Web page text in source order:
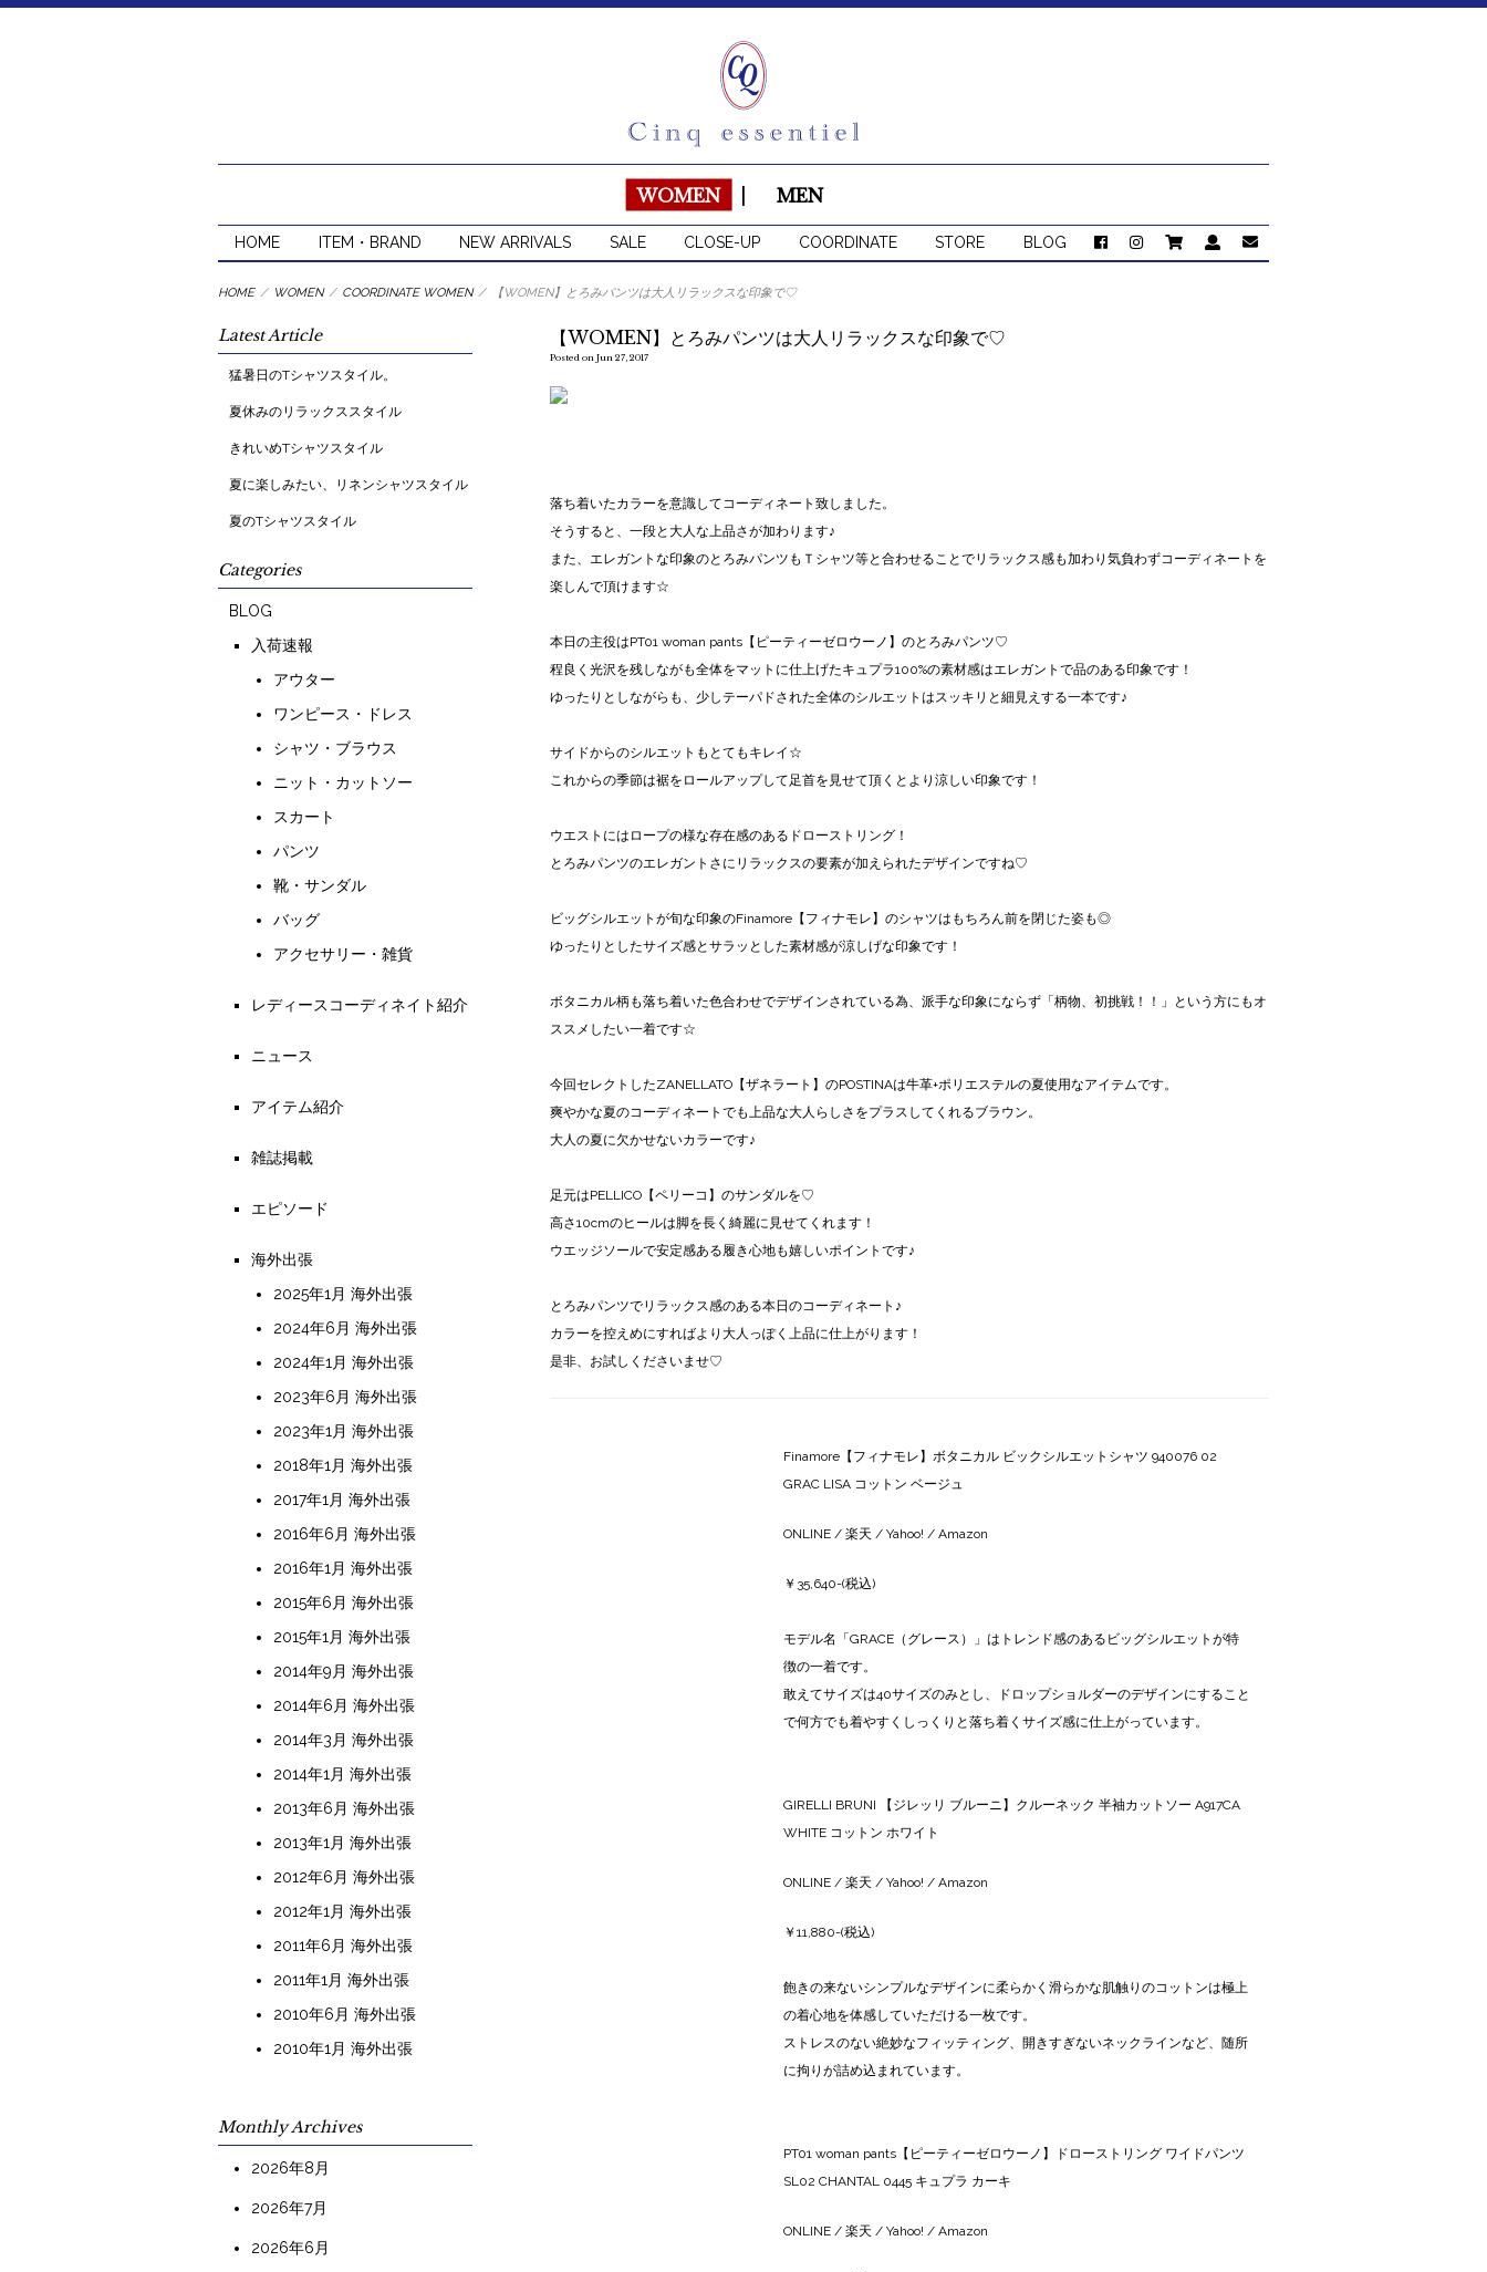
WOMEN MEN
HOME ITEM・BRAND NEW ARRIVALS SALE CLOSE-UP COORDINATE STORE BLOG
HOME / WOMEN / COORDINATE WOMEN / 【WOMEN】とろみパンツは大人リラックスな印象で♡
【WOMEN】とろみパンツは大人リラックスな印象で♡
Posted on Jun 27, 2017
落ち着いたカラーを意識してコーディネート致しました。
そうすると、一段と大人な上品さが加わります♪
また、エレガントな印象のとろみパンツもＴシャツ等と合わせることでリラックス感も加わり気負わずコーディネートを
楽しんで頂けます☆
本日の主役はPT01 woman pants【ピーティーゼロウーノ】のとろみパンツ♡
程良く光沢を残しながも全体をマットに仕上げたキュプラ100%の素材感はエレガントで品のある印象です！
ゆったりとしながらも、少しテーパドされた全体のシルエットはスッキリと細見えする一本です♪
サイドからのシルエットもとてもキレイ☆
これからの季節は裾をロールアップして足首を見せて頂くとより涼しい印象です！
ウエストにはロープの様な存在感のあるドローストリング！
とろみパンツのエレガントさにリラックスの要素が加えられたデザインですね♡
ビッグシルエットが旬な印象のFinamore【フィナモレ】のシャツはもちろん前を閉じた姿も◎
ゆったりとしたサイズ感とサラッとした素材感が涼しげな印象です！
ボタニカル柄も落ち着いた色合わせでデザインされている為、派手な印象にならず「柄物、初挑戦！！」という方にもオ
ススメしたい一着です☆
今回セレクトしたZANELLATO【ザネラート】のPOSTINAは牛革+ポリエステルの夏使用なアイテムです。
爽やかな夏のコーディネートでも上品な大人らしさをプラスしてくれるブラウン。
大人の夏に欠かせないカラーです♪
足元はPELLICO【ペリーコ】のサンダルを♡
高さ10cmのヒールは脚を長く綺麗に見せてくれます！
ウエッジソールで安定感ある履き心地も嬉しいポイントです♪
とろみパンツでリラックス感のある本日のコーディネート♪
カラーを控えめにすればより大人っぽく上品に仕上がります！
是非、お試しくださいませ♡
Finamore【フィナモレ】ボタニカル ビックシルエットシャツ 940076 02
GRAC LISA コットン ベージュ
ONLINE/楽天 /Yahoo! /Amazon
￥35,640-(税込)
モデル名「GRACE（グレース）」はトレンド感のあるビッグシルエットが特
徴の一着です。
敢えてサイズは40サイズのみとし、ドロップショルダーのデザインにすること
で何方でも着やすくしっくりと落ち着くサイズ感に仕上がっています。
GIRELLI BRUNI 【ジレッリ ブルーニ】クルーネック 半袖カットソー A917CA
WHITE コットン ホワイト
ONLINE /楽天 /Yahoo!/Amazon
￥11,880-(税込)
飽きの来ないシンプルなデザインに柔らかく滑らかな肌触りのコットンは極上
の着心地を体感していただける一枚です。
ストレスのない絶妙なフィッティング、開きすぎないネックラインなど、随所
に拘りが詰め込まれています。
PT01 woman pants【ピーティーゼロウーノ】ドローストリング ワイドパンツ
SL02 CHANTAL 0445 キュプラ カーキ
ONLINE /楽天 /Yahoo! /Amazon
Latest Article
猛暑日のTシャツスタイル。
夏休みのリラックススタイル
きれいめTシャツスタイル
夏に楽しみたい、リネンシャツスタイル
夏のTシャツスタイル
Categories
BLOG
入荷速報
アウター
ワンピース・ドレス
シャツ・ブラウス
ニット・カットソー
スカート
パンツ
靴・サンダル
バッグ
アクセサリー・雑貨
レディースコーディネイト紹介
ニュース
アイテム紹介
雑誌掲載
エピソード
海外出張
2025年1月 海外出張
2024年6月 海外出張
2024年1月 海外出張
2023年6月 海外出張
2023年1月 海外出張
2018年1月 海外出張
2017年1月 海外出張
2016年6月 海外出張
2016年1月 海外出張
2015年6月 海外出張
2015年1月 海外出張
2014年9月 海外出張
2014年6月 海外出張
2014年3月 海外出張
2014年1月 海外出張
2013年6月 海外出張
2013年1月 海外出張
2012年6月 海外出張
2012年1月 海外出張
2011年6月 海外出張
2011年1月 海外出張
2010年6月 海外出張
2010年1月 海外出張
Monthly Archives
2026年8月
2026年7月
2026年6月